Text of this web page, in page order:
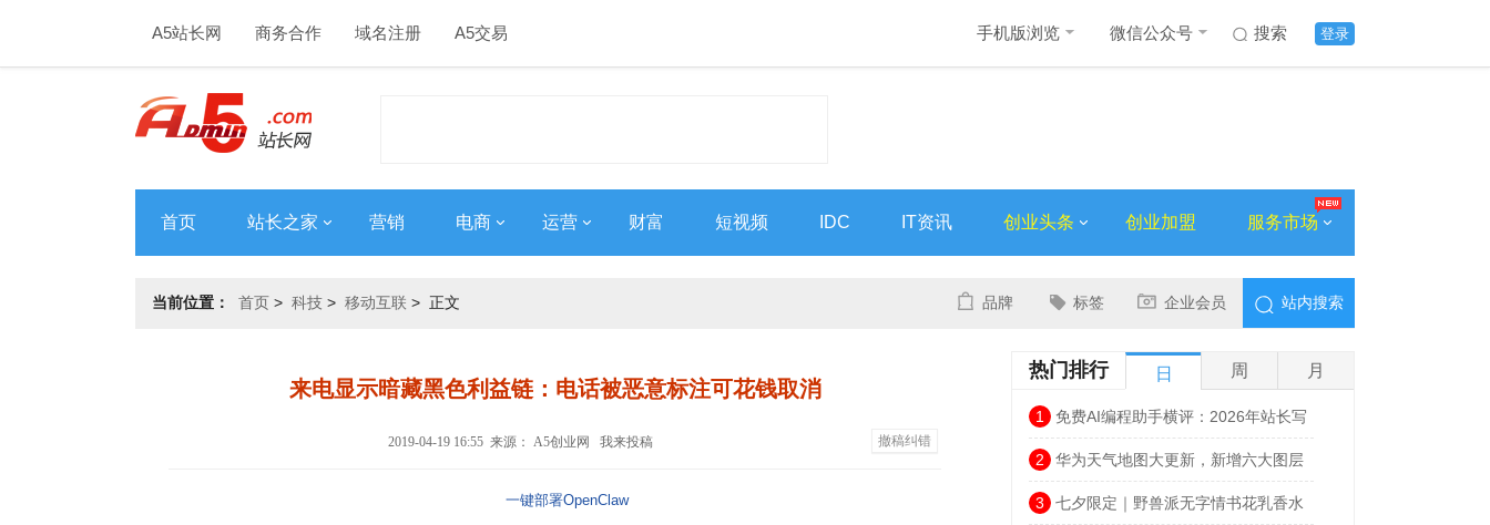
A5站长网 商务合作 域名注册 A5交易 登录
搜索
手机版浏览 微信公众号
首页 站长之家 营销 电商 运营 财富 短视频 IDC IT资讯 创业头条 创业加盟 服务市场
当前位置： 首页 > 科技 > 移动互联 > 正文 品牌 标签 企业会员 站内搜索
来电显示暗藏黑色利益链：电话被恶意标注可花钱取消
2019-04-19 16:55 来源： A5创业网 我来投稿 撤稿纠错
一键部署OpenClaw
热门排行 日 周 月
1 免费AI编程助手横评：2026年站长写
代码，不花一分钱也能很高效
2 华为天气地图大更新，新增六大图层
让你出行无忧
3 七夕限定｜野兽派无字情书花乳香水